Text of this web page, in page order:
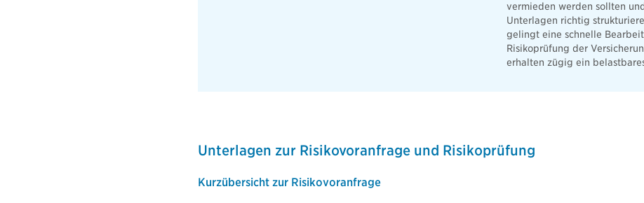
vermieden werden sollten
Unterlagen richtig
gelingt eine schnelle
Risikoprüfung der
erhalten zügig ein
Unterlagen zur Risikovoranfrage und Risikoprüfung
Kurzübersicht zur Risikovoranfrage